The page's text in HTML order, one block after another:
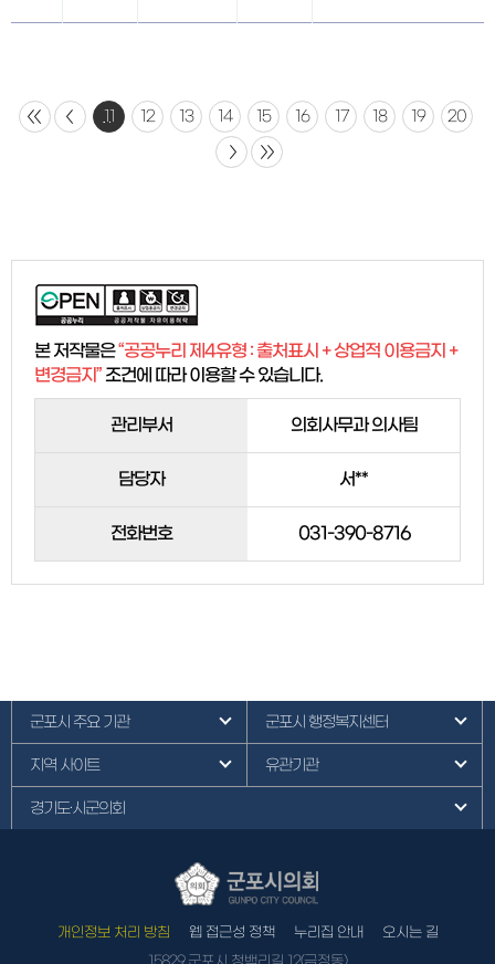
12 13 14 15 16 17 18 19 20
본 저작물은“공공누리 제4유형 : 출처표시 + 상업적 이용금지 +
변경금지” 조건에 따라 이용할 수 있습니다.
관리부서 의회사무과 의사팀
담당자 서**
전화번호 031-390-8716
군포시 주요 기관 군포시 행정복지센터
지역 사이트 유관기관
경기도·시군의회
개인정보 처리 방침 웹 접근성 정책 누리집 안내
오시는 길